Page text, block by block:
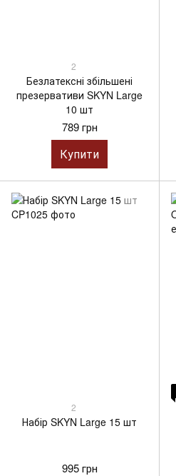
2
Безлатексні збільшені
презервативи SKYN Large
10 шт
789 грн
Купити
2
Набір SKYN Large 15 шт
995 грн